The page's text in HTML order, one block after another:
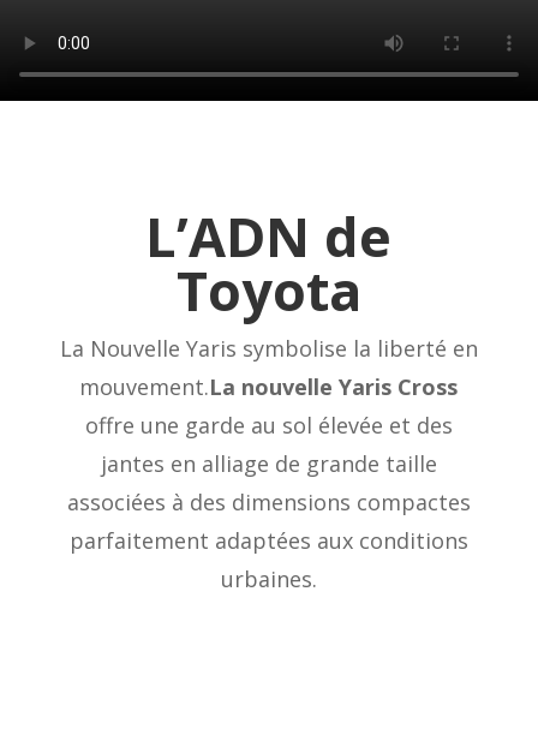
L’ADN de
Toyota
La Nouvelle Yaris symbolise la liberté en
mouvement.La nouvelle Yaris Cross
offre une garde au sol élevée et des
jantes en alliage de grande taille
associées à des dimensions compactes
parfaitement adaptées aux conditions
urbaines.